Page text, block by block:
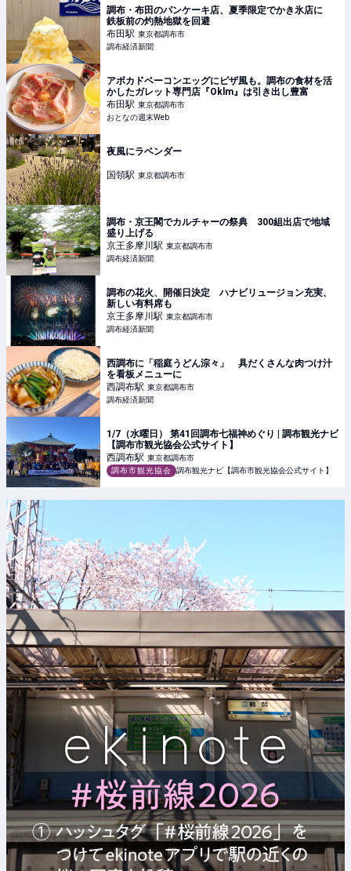
調布・布田のパンケーキ店、夏季限定でかき氷店に
鉄板前の灼熱地獄を回避
布田駅 東京都調布市
調布経済新聞
アボカドベーコンエッグにピザ風も。調布の食材を活
かしたガレット専門店『Oklm』は引き出し豊富
布田駅 東京都調布市
おとなの週末Web
夜風にラベンダー
国領駅 東京都調布市
調布・京王閣でカルチャーの祭典 300組出店で地域
盛り上げる
京王多摩川駅 東京都調布市
調布経済新聞
調布の花火、開催日決定 ハナビリュージョン充実、
新しい有料席も
京王多摩川駅 東京都調布市
調布経済新聞
西調布に「稲庭うどん淙々」 具だくさんな肉つけ汁
を看板メニューに
西調布駅 東京都調布市
調布経済新聞
1/7（水曜日） 第41回調布七福神めぐり | 調布観光ナビ
【調布市観光協会公式サイト】
西調布駅 東京都調布市
調布市観光協会
調布観光ナビ【調布市観光協会公式サイト】